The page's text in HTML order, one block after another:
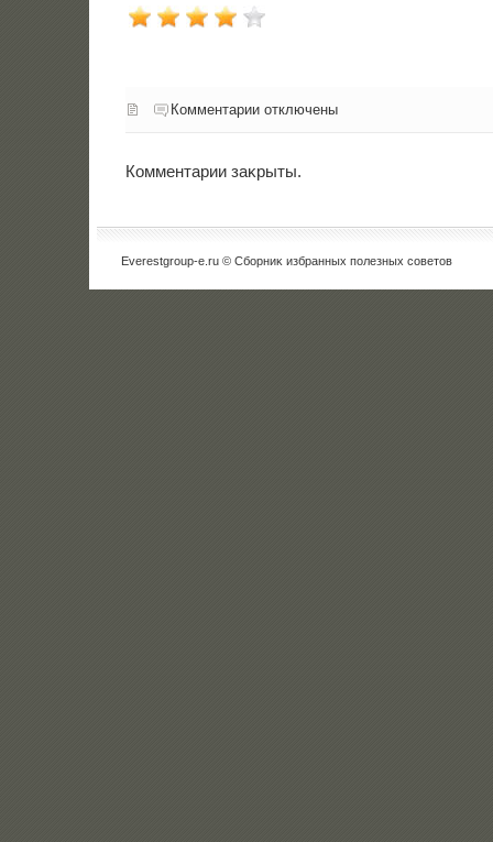
Комментарии отключены
Комментарии заκрыты.
Everestgroup-e.ru © Сборниκ избранных полезных советοв